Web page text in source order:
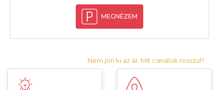
MEGNÉZEM
Nem jön ki az ár. Mit csinálok rosszul?